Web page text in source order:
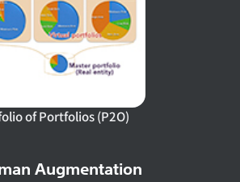
of Portfolios (P2O)
Augmentation